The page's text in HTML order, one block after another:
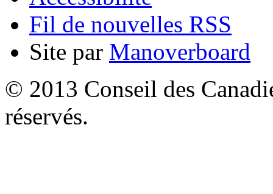
Fil de nouvelles RSS
Site par Manoverboard
© 2013 Conseil des
réservés.